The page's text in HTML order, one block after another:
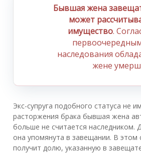
Бывшая жена
может
имущество.
наследования
жене
Экс-супруга подобного статуса не
расторжения брака бывшая жена
больше не считается наследником.
она упомянута в завещании. В этом
получит долю, указанную в